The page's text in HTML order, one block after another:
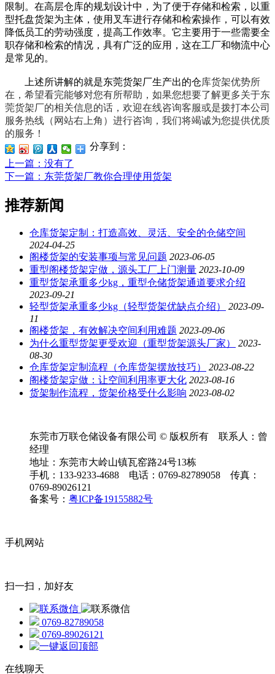
限制。在高层仓库的规划设计中，为了便于存储和检索，以重
型托盘货架为主体，使用叉车进行存储和检索操作，可以有效
降低员工的劳动强度，提高工作效率。它主要用于一些需要全
职存储和检索的情况，具有广泛的应用，这在工厂和物流中心
是常见的。
上述所讲解的就是东莞货架厂生产出的仓库货架优势所
在，希望看完能够对您有所帮助，如果您想要了解更多关于东
莞货架厂的相关信息的话，欢迎在线咨询客服或是拨打本公司
服务热线（网站右上角）进行咨询，我们将竭诚为您提供优质
的服务！
分享到：
上一篇 ：没有了
下一篇 ：东莞货架厂教你合理使用货架
推荐新闻
仓库货架定制：打造高效、灵活、安全的仓储空间
2024-04-25
阁楼货架的安装事项与常见问题 2023-06-05
重型阁楼货架定做，源头工厂上门测量 2023-10-09
重型货架承重多少kg，重型仓储货架通道要求介绍
2023-09-21
轻型货架承重多少kg（轻型货架优缺点介绍）
2023-09-
11
阁楼货架，有效解决空间利用难题 2023-09-06
为什么重型货架更受欢迎（重型货架源头厂家）
2023-
08-30
仓库货架定制流程（仓库货架摆放技巧）
2023-08-22
阁楼货架定做：让空间利用率更大化 2023-08-16
货架制作流程，货架价格受什么影响 2023-08-02
东莞市万联仓储设备有限公司 © 版权所有 联系人：曾
经理
地址：东莞市大岭山镇瓦窑路24号13栋
手机：133-9233-4688 电话：0769-82789058 传真：
0769-89026121
备案号： 粤ICP备19155882号
手机网站
扫一扫，加好友
0769-82789058
0769-89026121
在线聊天